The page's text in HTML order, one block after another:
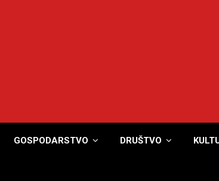
GOSPODARSTVO DRUŠTVO